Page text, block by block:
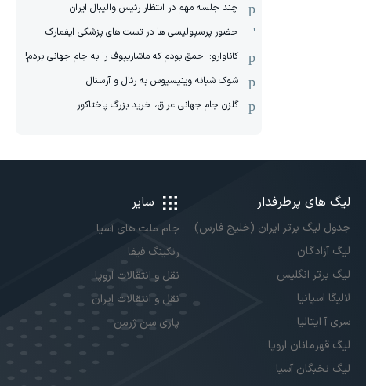
چند جلسه مهم در انتظار رئیس والیبال ایران
حضور پرسپولیسی ها در تست های پزشکی ایفمارک
کاناوارو: احمق بودم که ماشاریپوف را به جام جهانی بردم!
شوک شبانه وینیسیوس به رئال و آرسنال
گلزن جام جهانی عراق، خرید بزرگ پاختاکور
لیگ های پرطرفدار
جدول لیگ برتر ایران (خلیج فارس)
لیگ آزادگان
لیگ برتر انگلیس
لالیگا اسپانیا
سری آ ایتالیا
لیگ قهرمانان اروپا
لیگ نخبگان آسیا
سایر
جام ملت های آسیا
رنکینگ فیفا
نقل و انتقالات اروپا
نقل و انتقالات ایران
پاری سن ژرمن